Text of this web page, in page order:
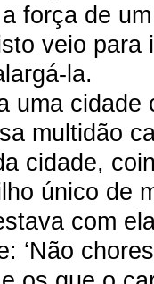
força de
veio para
la.
uma
multidão
cidade,
único de
com
‘Não